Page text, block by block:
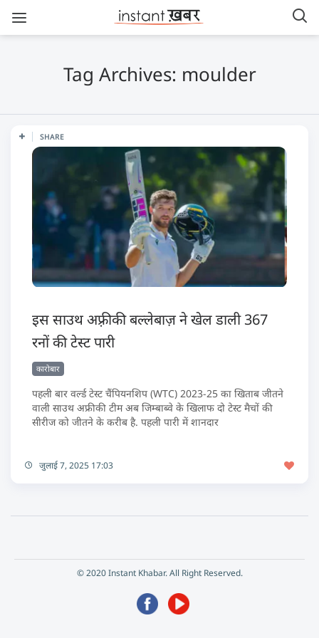
Tag Archives: moulder
SHARE
इस साउथ अफ़्रीकी बल्लेबाज़ ने खेल डाली 367
रनों की टेस्ट पारी
कारोबार
पहली बार वर्ल्ड टेस्ट चैंपियनशिप (WTC) 2023-25 का खिताब जीतने
वाली साउथ अफ्रीकी टीम अब जिम्बाब्वे के खिलाफ दो टेस्ट मैचों की
सीरीज को जीतने के करीब है. पहली पारी में शानदार
जुलाई 7, 2025 17:03
© 2020 Instant Khabar. All Right Reserved.